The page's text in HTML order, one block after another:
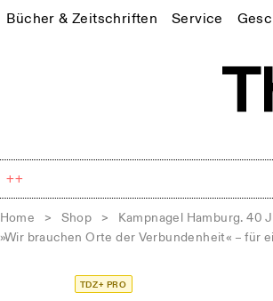
Bücher & Zeitschriften Service
++
Home > Shop > Kampnagel Hamburg. 40
»Wir brauchen Orte der Verbundenheit« –
TDZ+ PRO